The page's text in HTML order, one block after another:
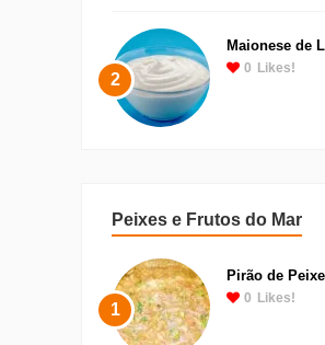
2
Maionese de
0 Likes!
Peixes e Frutos do Mar
1
Pirão de Peixe
0 Likes!